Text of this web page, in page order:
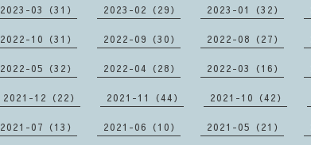
2023-03（31） 2023-02（29） 2023-01（32）
2022-10（31） 2022-09（30） 2022-08（27）
2022-05（32） 2022-04（28） 2022-03（16）
2021-12（22） 2021-11（44） 2021-10（42）
2021-07（13） 2021-06（10） 2021-05（21）